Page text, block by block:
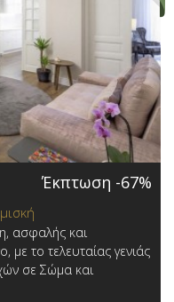
Έκπτωση -67%
ασφαλής και
με το τελευταίας γενιάς
σε Σώμα και